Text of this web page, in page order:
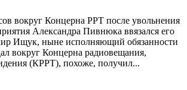
вокруг Концерна РРТ после увольнения
Александра Пивнюка ввязался его
Ищук, ныне исполняющий обязанности
вокруг Концерна радиовещания,
(КРРТ), похоже, получил...